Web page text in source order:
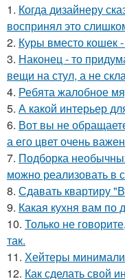
1. Когда дизайнеру
воспринял это
2. Куры вместо кошек
3. Наконец - то
вещи на стул, а не
4. Ребята жалобное
5. А какой интерьер
6. Вот вы не
а его цвет очень
7. Подборка
можно реализовать в
8. Сдавать квартиру
9. Какая кухня вам по
10. Только не
так.
11. Хейтеры
12. Как сделать свой